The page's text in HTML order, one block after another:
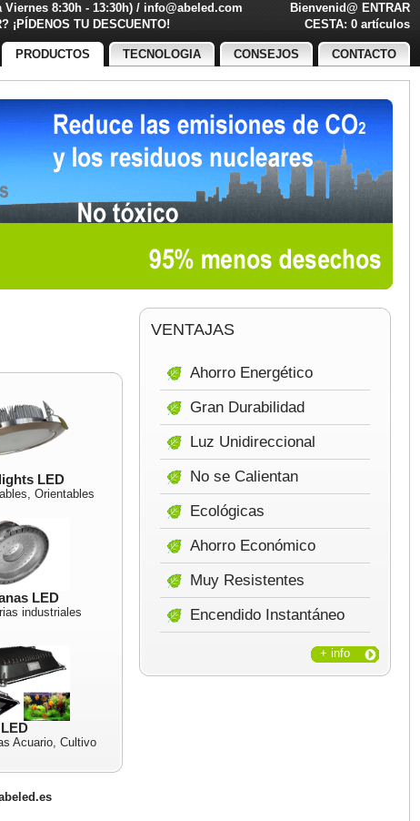
Viernes 8:30h - 13:30h) / info@abeled.com Bienvenid@ ENTRAR
¡PÍDENOS TU DESCUENTO!
CESTA: 0 artículos
PRODUCTOS TECNOLOGIA CONSEJOS CONTACTO
VENTAJAS
Ahorro Energético
Gran Durabilidad
Luz Unidireccional
No se Calientan
Ecológicas
Ahorro Económico
Muy Resistentes
Encendido Instantáneo
+ info
LED
Orientables
LED
industriales
Acuario, Cultivo